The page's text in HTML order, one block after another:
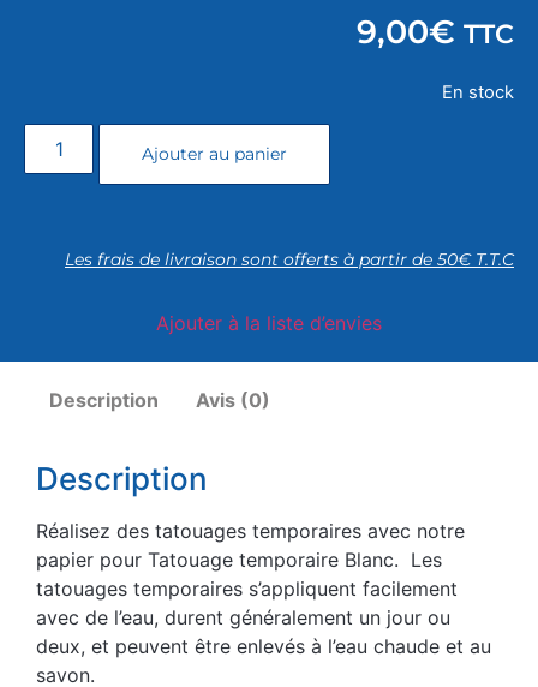
9,00€ TTC
En stock
Ajouter au panier
Les frais de livraison sont offerts à partir de 50€ T.T.C
Ajouter à la liste d’envies
Description Avis (0)
Description
Réalisez des tatouages temporaires avec notre
papier pour Tatouage temporaire Blanc. Les
tatouages temporaires s’appliquent facilement
avec de l’eau, durent généralement un jour ou
deux, et peuvent être enlevés à l’eau chaude et au
savon.